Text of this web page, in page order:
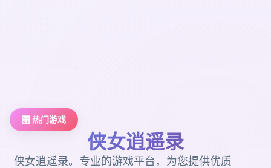
🎛️ 热门游戏
侠女逍遥录
侠女逍遥录。专业的游戏平台，为您提供优质